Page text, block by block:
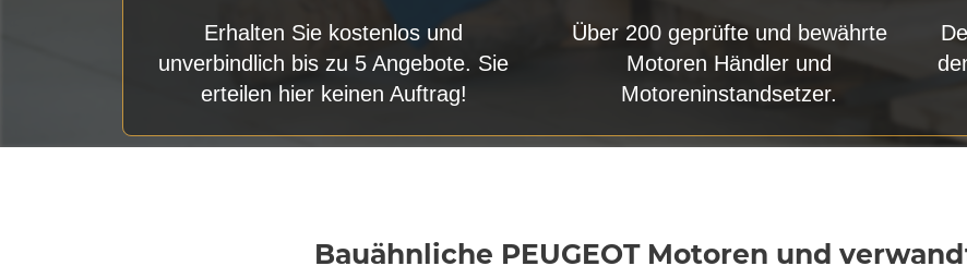
Erhalten Sie kostenlos und
unverbindlich bis zu 5 Angebote. Sie
erteilen hier keinen Auftrag!
Über 200 geprüfte und bewährte
Motoren Händler und
Motoreninstandsetzer.
Bauähnliche PEUGEOT Motoren und